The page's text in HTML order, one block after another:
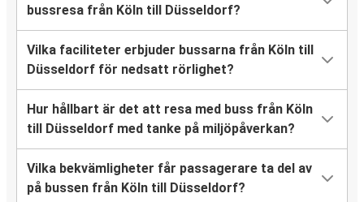
bussresa från Köln till Düsseldorf?
Vilka faciliteter erbjuder bussarna från Köln till
Düsseldorf för nedsatt rörlighet?
Hur hållbart är det att resa med buss från Köln
till Düsseldorf med tanke på miljöpåverkan?
Vilka bekvämligheter får passagerare ta del av
på bussen från Köln till Düsseldorf?